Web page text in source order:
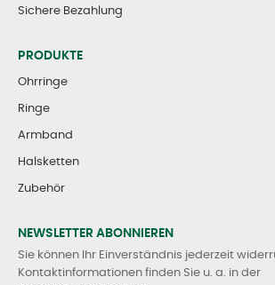
Sichere Bezahlung
PRODUKTE
Ohrringe
Ringe
Armband
Halsketten
Zubehör
NEWSLETTER ABONNIEREN
Sie können Ihr Einverständnis jederzeit
Kontaktinformationen finden Sie u. a. in der